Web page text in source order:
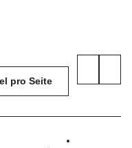
pro Seite